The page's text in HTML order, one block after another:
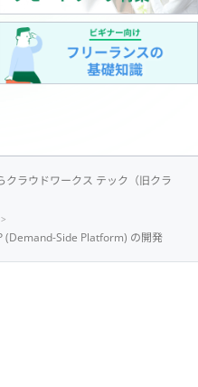
クラウドワークス テック（旧クラ
(Demand-Side Platform) の開発